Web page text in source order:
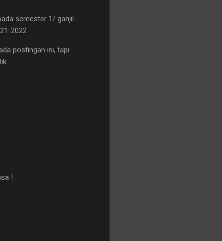
semester 1/ ganjil
2022
postingan ini, tapi
!